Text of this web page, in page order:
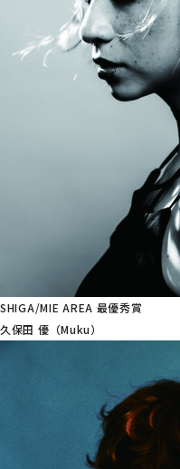
SHIGA/MIE AREA 最優秀賞
久保田 優（Muku）